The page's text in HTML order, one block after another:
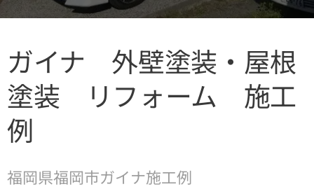
ガイナ 外壁塗装・屋根
塗装 リフォーム 施工
例
福岡県福岡市ガイナ施工例